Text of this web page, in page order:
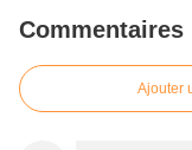
Commentaires
Ajouter